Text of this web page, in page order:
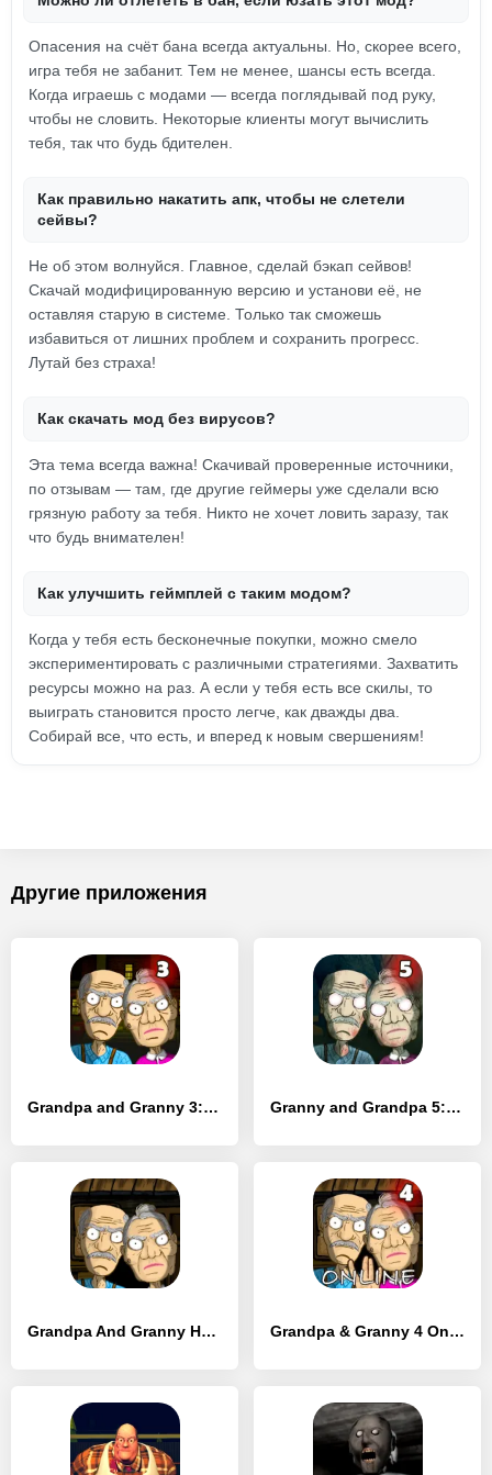
Опасения на счёт бана всегда актуальны. Но, скорее всего,
игра тебя не забанит. Тем не менее, шансы есть всегда.
Когда играешь с модами — всегда поглядывай под руку,
чтобы не словить. Некоторые клиенты могут вычислить
тебя, так что будь бдителен.
Как правильно накатить апк, чтобы не слетели
сейвы?
Не об этом волнуйся. Главное, сделай бэкап сейвов!
Скачай модифицированную версию и установи её, не
оставляя старую в системе. Только так сможешь
избавиться от лишних проблем и сохранить прогресс.
Лутай без страха!
Как скачать мод без вирусов?
Эта тема всегда важна! Скачивай проверенные источники,
по отзывам — там, где другие геймеры уже сделали всю
грязную работу за тебя. Никто не хочет ловить заразу, так
что будь внимателен!
Как улучшить геймплей с таким модом?
Когда у тебя есть бесконечные покупки, можно смело
экспериментировать с различными стратегиями. Захватить
ресурсы можно на раз. А если у тебя есть все скилы, то
выиграть становится просто легче, как дважды два.
Собирай все, что есть, и вперед к новым свершениям!
Другие приложения
Grandpa and Granny 3: Hospital Granny and Grandpa 5: Origin
Grandpa And Granny Home Escape Grandpa & Granny 4 Online Game